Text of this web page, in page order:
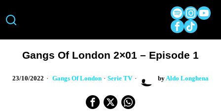
Gangs Of London 2×01 – Episode 1
23/10/2022 Gangs Of London · Serie TV by Aldo Longhena